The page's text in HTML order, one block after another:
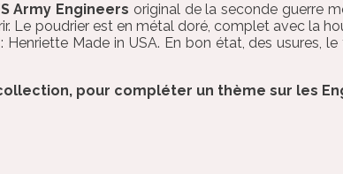
Army Engineers original de la seconde guerre
Le poudrier est en métal doré, complet avec la
Henriette Made in USA. En bon état, des usures,
pour compléter un thème sur les